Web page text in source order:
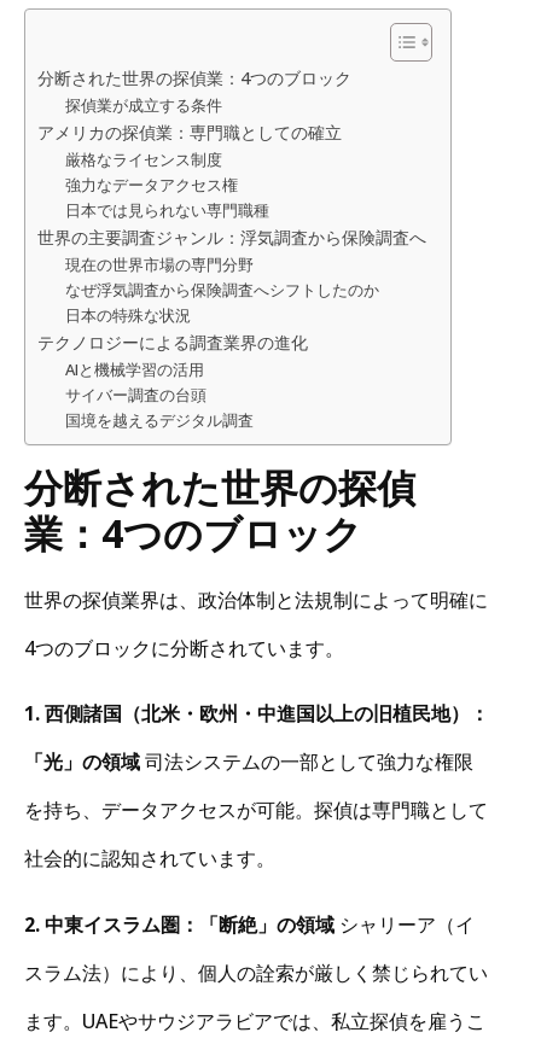
分断された世界の探偵業：4つのブロック
探偵業が成立する条件
アメリカの探偵業：専門職としての確立
厳格なライセンス制度
強力なデータアクセス権
日本では見られない専門職種
世界の主要調査ジャンル：浮気調査から保険調査へ
現在の世界市場の専門分野
なぜ浮気調査から保険調査へシフトしたのか
日本の特殊な状況
テクノロジーによる調査業界の進化
AIと機械学習の活用
サイバー調査の台頭
国境を越えるデジタル調査
分断された世界の探偵
業：4つのブロック
世界の探偵業界は、政治体制と法規制によって明確に
4つのブロックに分断されています。
1. 西側諸国（北米・欧州・中進国以上の旧植民地）：
「光」の領域司法システムの一部として強力な権限
を持ち、データアクセスが可能。探偵は専門職として
社会的に認知されています。
2. 中東イスラム圏：「断絶」の領域 シャリーア（イ
スラム法）により、個人の詮索が厳しく禁じられてい
ます。UAEやサウジアラビアでは、私立探偵を雇うこ